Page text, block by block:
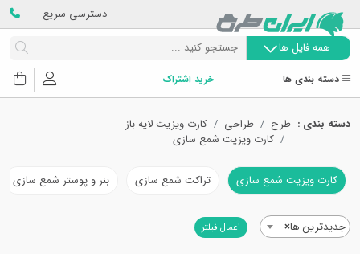
دسترسی سریع
همه فایل ها
دسته بندی ها خرید اشتراک
دسته بندی : طرح طراحی
کارت ویزیت لایه باز
کارت ویزیت شمع سازی
کارت ویزیت شمع سازی تراکت شمع سازی بنر و پوستر شمع سازی
×جدیدترین ها اعمال فیلتر